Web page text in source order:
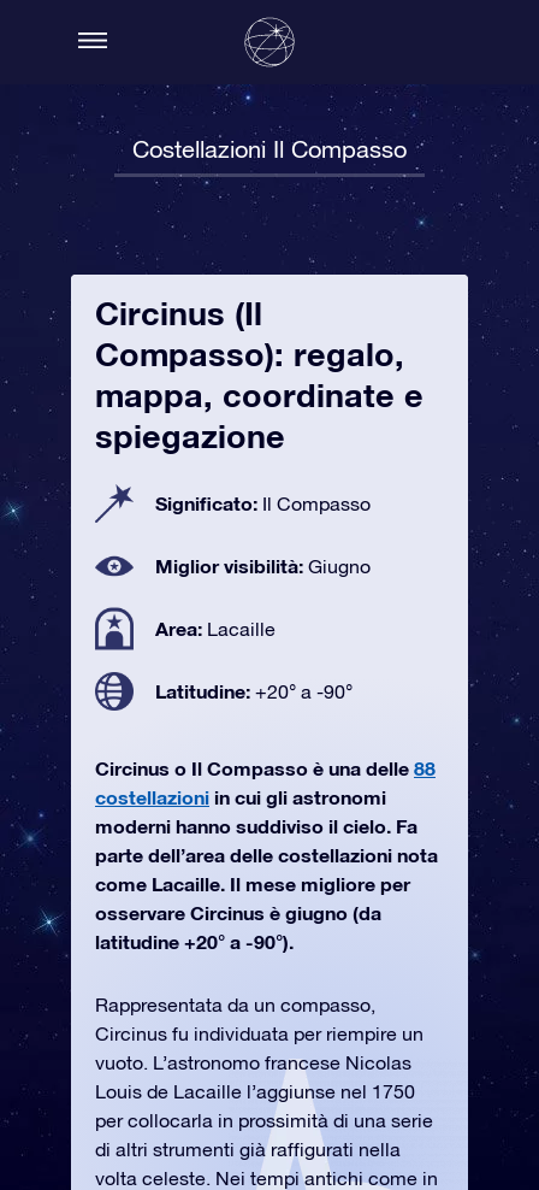
Costellazioni Il Compasso
Circinus (Il
Compasso): regalo,
mappa, coordinate e
spiegazione
Significato: Il Compasso
Miglior visibilità: Giugno
Area: Lacaille
Latitudine: +20° a -90°
Circinus o Il Compasso è una delle 88
costellazioni in cui gli astronomi
moderni hanno suddiviso il cielo. Fa
parte dell’area delle costellazioni nota
come Lacaille. Il mese migliore per
osservare Circinus è giugno (da
latitudine +20° a -90°).
Rappresentata da un compasso,
Circinus fu individuata per riempire un
vuoto. L’astronomo francese Nicolas
Louis de Lacaille l’aggiunse nel 1750
per collocarla in prossimità di una serie
di altri strumenti già raffigurati nella
volta celeste. Nei tempi antichi come in